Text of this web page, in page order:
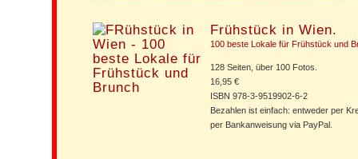
Frühstück in Wien.
100 beste Lokale für Frühstück und
128 Seiten, über 100 Fotos.
16,95 €
ISBN 978-3-9519902-6-2
Bezahlen ist einfach: entweder per
per Bankanweisung via PayPal.